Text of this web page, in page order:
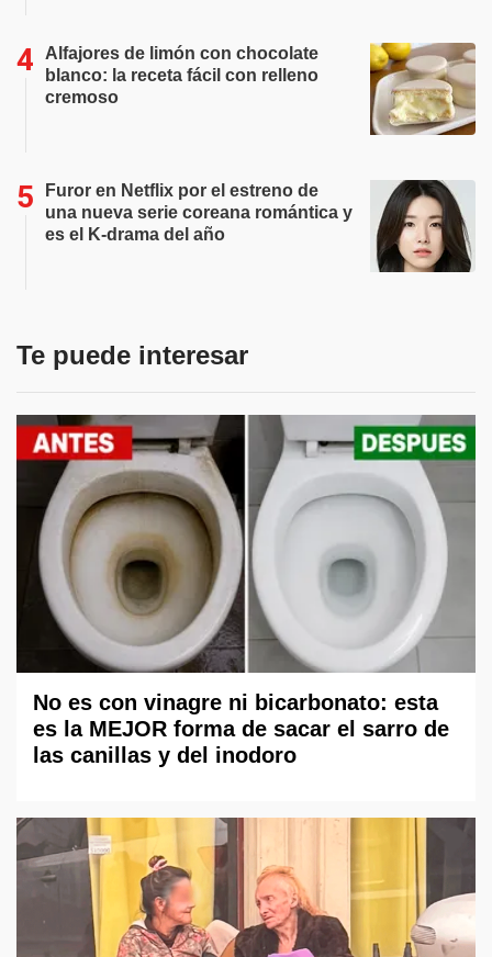
Alfajores de limón con chocolate
blanco: la receta fácil con relleno
cremoso
Furor en Netflix por el estreno de
una nueva serie coreana romántica y
es el K-drama del año
Te puede interesar
No es con vinagre ni bicarbonato: esta
es la MEJOR forma de sacar el sarro de
las canillas y del inodoro